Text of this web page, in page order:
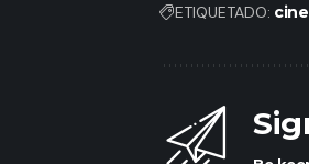
ETIQUETADO: cine